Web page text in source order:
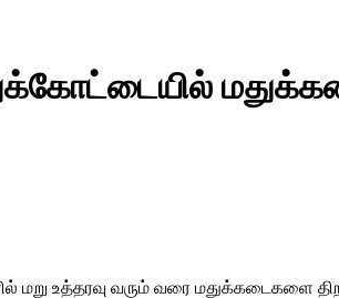
மறு உத்தரவு வரும் வரை மதுக்கடைகளை